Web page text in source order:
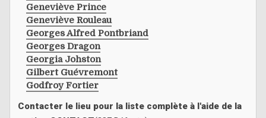
Geneviève Prince
Geneviève Rouleau
Georges Alfred Pontbriand
Georges Dragon
Georgia Johston
Gilbert Guévremont
Godfroy Fortier
Contacter le lieu pour la liste complète à l'aide de la